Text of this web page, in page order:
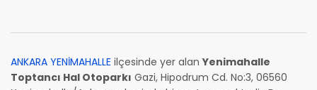
ANKARA YENİMAHALLE ilçesinde yer alanYenimahalle
Toptancı Hal Otoparkı Gazi, Hipodrum Cd. No:3, 06560